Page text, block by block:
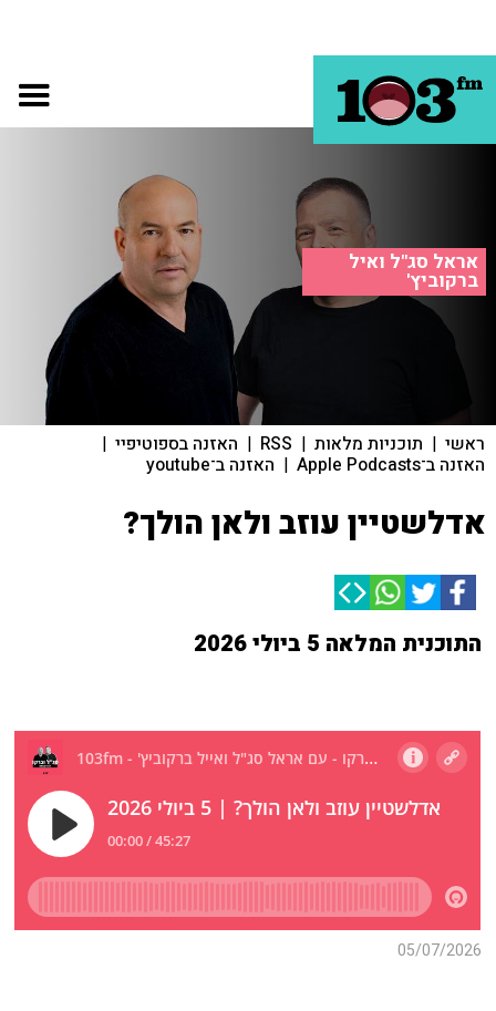
אראל סג"ל ואיל
ברקוביץ'
ראשי | תוכניות מלאות |
RSS
| האזנה בספוטיפיי |
האזנה ב־Apple Podcasts | האזנה ב־youtube
אדלשטיין עוזב ולאן הולך?
התוכנית המלאה 5 ביולי 2026
05/07/2026